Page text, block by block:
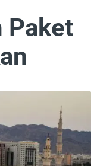
Paket